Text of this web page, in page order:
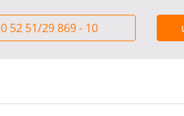
0 52 51/29 869 - 10